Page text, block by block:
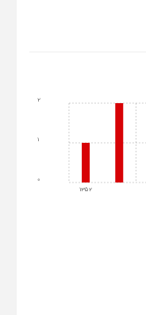
1352
0
1
2